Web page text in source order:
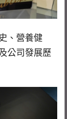
、營養健
公司發展歷